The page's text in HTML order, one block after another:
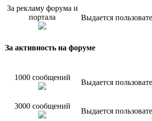
За рекламу форума и
портала
Выдается
За активность на форуме
1000 сообщений
Выдается
3000 сообщений
Выдается